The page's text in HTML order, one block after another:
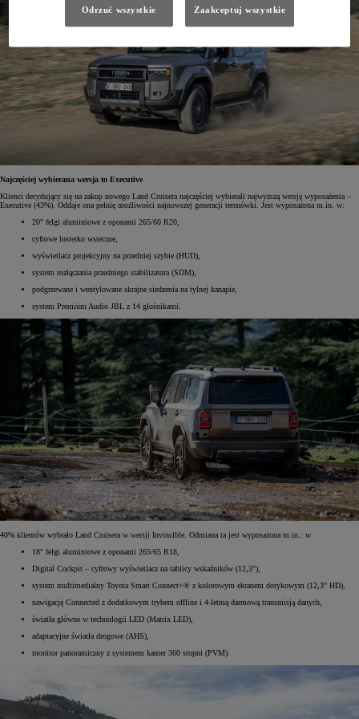
Najczęściej wybierana wersja to Executive
Klienci decydujący się na zakup nowego Land Cruisera najczęściej wybierali najwyższą wersję wyposażenia –
Executive (43%). Oddaje ona pełnię możliwości najnowszej generacji terenówki. Jest wyposażona m.in. w:
20" felgi aluminiowe z oponami 265/60 R20,
cyfrowe lusterko wsteczne,
wyświetlacz projekcyjny na przedniej szybie (HUD),
system rozłączania przedniego stabilizatora (SDM),
podgrzewane i wentylowane skrajne siedzenia na tylnej kanapie,
system Premium Audio JBL z 14 głośnikami.
40% klientów wybrało Land Cruisera w wersji Invincible. Odmiana ta jest wyposażona m.in.: w
18" felgi aluminiowe z oponami 265/65 R18,
Digital Cockpit – cyfrowy wyświetlacz na tablicy wskaźników (12,3"),
system multimedialny Toyota Smart Connect+® z kolorowym ekranem dotykowym (12,3" HD),
nawigację Connected z dodatkowym trybem offline i 4-letnią darmową transmisją danych,
światła główne w technologii LED (Matrix LED),
adaptacyjne światła drogowe (AHS),
monitor panoramiczny z systemem kamer 360 stopni (PVM).
Odrzuć wszystkie Zaakceptuj wszystkie